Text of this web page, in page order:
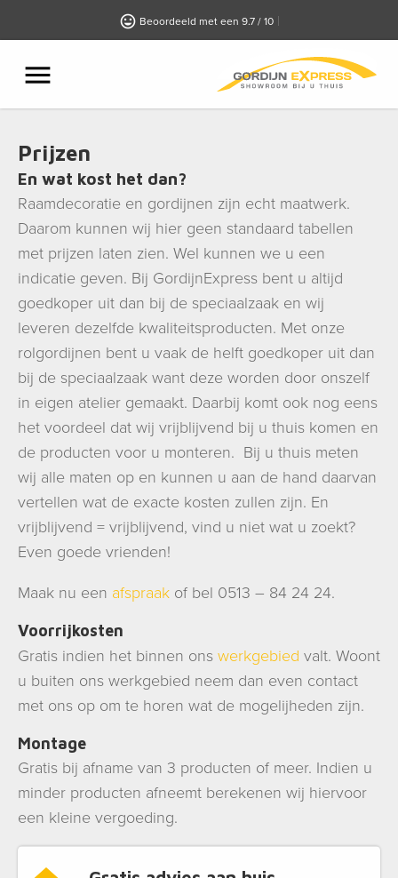
Beoordeeld met een 9.7 / 10
Prijzen
En wat kost het dan?
Raamdecoratie en gordijnen zijn echt maatwerk.
Daarom kunnen wij hier geen standaard tabellen
met prijzen laten zien. Wel kunnen we u een
indicatie geven. Bij GordijnExpress bent u altijd
goedkoper uit dan bij de speciaalzaak en wij
leveren dezelfde kwaliteitsproducten. Met onze
rolgordijnen bent u vaak de helft goedkoper uit dan
bij de speciaalzaak want deze worden door onszelf
in eigen atelier gemaakt. Daarbij komt ook nog eens
het voordeel dat wij vrijblijvend bij u thuis komen en
de producten voor u monteren. Bij u thuis meten
wij alle maten op en kunnen u aan de hand daarvan
vertellen wat de exacte kosten zullen zijn. En
vrijblijvend = vrijblijvend, vind u niet wat u zoekt?
Even goede vrienden!
Maak nu een afspraak of bel 0513 – 84 24 24.
Voorrijkosten
Gratis indien het binnen ons werkgebied valt. Woont
u buiten ons werkgebied neem dan even contact
met ons op om te horen wat de mogelijheden zijn.
Montage
Gratis bij afname van 3 producten of meer. Indien u
minder producten afneemt berekenen wij hiervoor
een kleine vergoeding.